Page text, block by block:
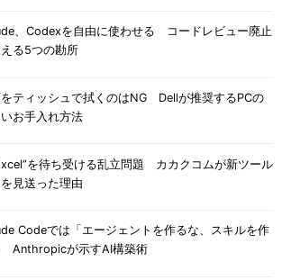
、Codexを自由に使わせる コードレビュー廃止
る5つの勘所
ティッシュで拭くのはNG Dellが推奨するPCの
お手入れ方法
を待ち受ける乱立問題 カカクコムが新ツール
見送った理由
Codeでは「エージェントを作るな、スキルを作
Anthropicが示すAI構築術